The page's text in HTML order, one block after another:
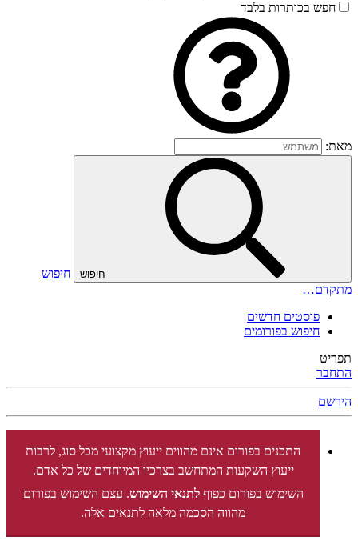
חפש בכותרות בלבד
מאת:
חיפוש
חיפוש
מתקדם…
פוסטים חדשים
חיפוש בפורומים
תפריט
התחבר
הירשם
התכנים בפורום אינם מהווים ייעוץ מקצועי מכל סוג, לרבות
ייעוץ השקעות המתחשב בצרכיו המיוחדים של כל אדם.
השימוש בפורום כפוףלתנאי השימוש. עצם השימוש בפורום
מהווה הסכמה מלאה לתנאים אלה.